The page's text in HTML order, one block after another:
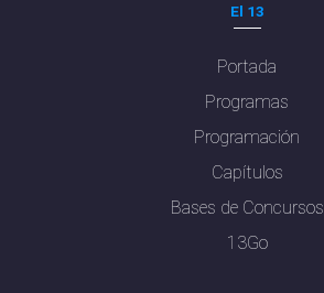
El 13
Portada
Programas
Programación
Capítulos
Bases de Concursos
13Go